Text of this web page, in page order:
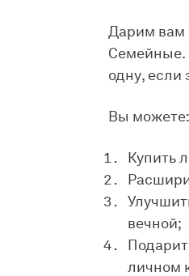
Дарим вам
Семейные.
одну, если
Вы можете:
Купить
вечной;
личном